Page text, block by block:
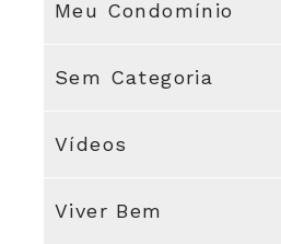
Meu Condomínio
Sem Categoria
Vídeos
Viver Bem